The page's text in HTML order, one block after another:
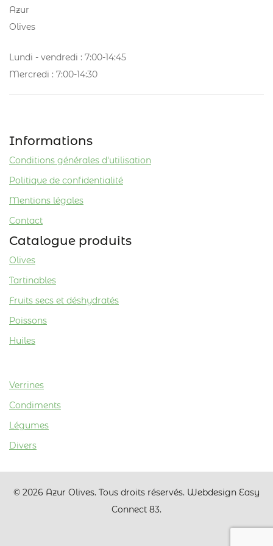
Lundi - vendredi : 7:00-14:45
Mercredi : 7:00-14:30
Informations
Conditions générales d'utilisation
Politique de confidentialité
Mentions légales
Contact
Catalogue produits
Olives
Tartinables
Fruits secs et déshydratés
Poissons
Huiles
Verrines
Condiments
Légumes
Divers
© 2026 Azur Olives. Tous droits réservés. Webdesign Easy
Connect 83.